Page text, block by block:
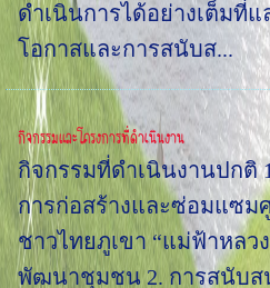
ดำเนินการได้อย่างเต็มที่แ
โอกาสและการสนับส...
กิจกรรมและโครงการที่ดำเนินงาน
กิจกรรมที่ดำเนินงานปกติ
การก่อสร้างและซ่อมแซม
ชาวไทยภูเขา “แม่ฟ้าหลว
พัฒนาชุมชน 2. การสนับส